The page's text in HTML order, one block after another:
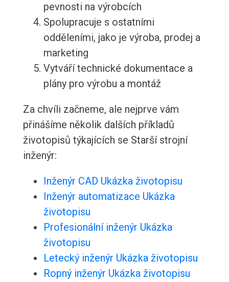
pevnosti na výrobcích
Spolupracuje s ostatními
odděleními, jako je výroba, prodej a
marketing
Vytváří technické dokumentace a
plány pro výrobu a montáž
Za chvíli začneme, ale nejprve vám
přinášíme několik dalších příkladů
životopisů týkajících se Starší strojní
inženýr:
Inženýr CAD Ukázka životopisu
Inženýr automatizace Ukázka
životopisu
Profesionální inženýr Ukázka
životopisu
Letecký inženýr Ukázka životopisu
Ropný inženýr Ukázka životopisu